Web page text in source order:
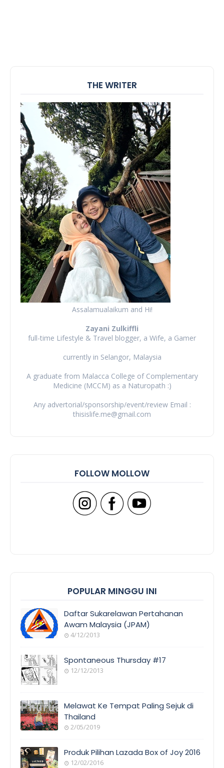
THE WRITER
Assalamualaikum and Hi!
Zayani Zulkiffli
full-time Lifestyle & Travel blogger, a Wife, a Gamer
currently in Selangor, Malaysia
A graduate from Malacca College of Complementary
Medicine (MCCM) as a Naturopath :)
Any advertorial/sponsorship/event/review Email :
thisislife.me@gmail.com
FOLLOW MOLLOW
POPULAR MINGGU INI
Daftar Sukarelawan Pertahanan
Awam Malaysia (JPAM)
4/12/2013
Spontaneous Thursday #17
12/12/2013
Melawat Ke Tempat Paling Sejuk di
Thailand
2/05/2019
Produk Pilihan Lazada Box of Joy 2016
12/02/2016